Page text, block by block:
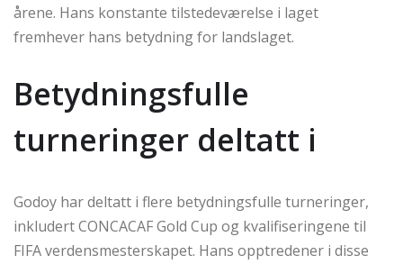
årene. Hans konstante tilstedeværelse i laget
fremhever hans betydning for landslaget.
Betydningsfulle
turneringer deltatt i
Godoy har deltatt i flere betydningsfulle turneringer,
inkludert CONCACAF Gold Cup og kvalifiseringene til
FIFA verdensmesterskapet. Hans opptredener i disse